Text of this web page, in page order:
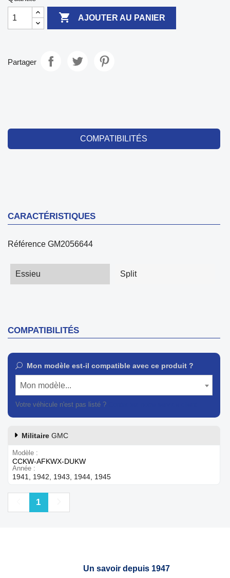
 AJOUTER AU PANIER
Partager
COMPATIBILITÉS
CARACTÉRISTIQUES
Référence GM2056644
Essieu Split
COMPATIBILITÉS
Mon modèle est-il compatible avec ce produit ?
Mon modèle...
Votre véhicule n'est pas listé ?
Militaire GMC
Modèle
CCKW-AFKWX-DUKW
Année
1941, 1942, 1943, 1944, 1945
Précédent
1
Un savoir depuis 1947